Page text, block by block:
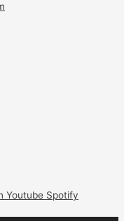
Youtube Spotify